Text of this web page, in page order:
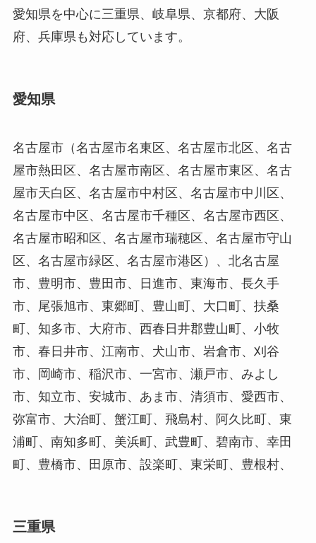
愛知県を中心に三重県、岐阜県、京都府、大阪
府、兵庫県も対応しています。
愛知県
名古屋市（名古屋市名東区、名古屋市北区、名古
屋市熱田区、名古屋市南区、名古屋市東区、名古
屋市天白区、名古屋市中村区、名古屋市中川区、
名古屋市中区、名古屋市千種区、名古屋市西区、
名古屋市昭和区、名古屋市瑞穂区、名古屋市守山
区、名古屋市緑区、名古屋市港区）、北名古屋
市、豊明市、豊田市、日進市、東海市、長久手
市、尾張旭市、東郷町、豊山町、大口町、扶桑
町、知多市、大府市、西春日井郡豊山町、小牧
市、春日井市、江南市、犬山市、岩倉市、刈谷
市、岡崎市、稲沢市、一宮市、瀬戸市、みよし
市、知立市、安城市、あま市、清須市、愛西市、
弥富市、大治町、蟹江町、飛島村、阿久比町、東
浦町、南知多町、美浜町、武豊町、碧南市、幸田
町、豊橋市、田原市、設楽町、東栄町、豊根村、
三重県